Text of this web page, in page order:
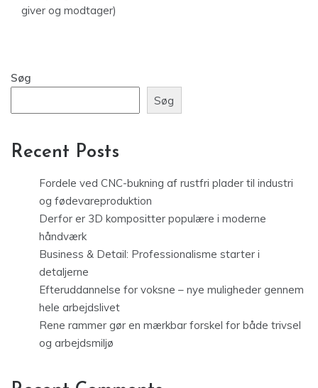
giver og modtager)
Søg
Søg
Recent Posts
Fordele ved CNC-bukning af rustfri plader til industri
og fødevareproduktion
Derfor er 3D kompositter populære i moderne
håndværk
Business & Detail: Professionalisme starter i
detaljerne
Efteruddannelse for voksne – nye muligheder gennem
hele arbejdslivet
Rene rammer gør en mærkbar forskel for både trivsel
og arbejdsmiljø